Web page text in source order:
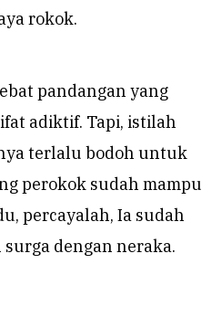
rokok.
pandangan yang
adiktif. Tapi, istilah
terlalu bodoh untuk
perokok sudah mampu
percayalah, Ia sudah
dengan neraka.